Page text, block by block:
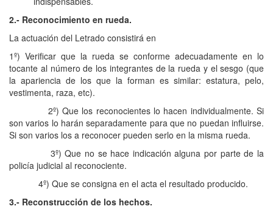
2.- Reconocimiento en rueda.
La actuación del Letrado consistirá en
1º) Verificar que la rueda se conforme adecuadamente en lo
tocante al número de los integrantes de la rueda y el sesgo (que
la apariencia de los que la forman es similar: estatura, pelo,
vestimenta, raza, etc).
2º) Que los reconocientes lo hacen individualmente. Si
son varios lo harán separadamente para que no puedan influirse.
Si son varios los a reconocer pueden serlo en la misma rueda.
3º) Que no se hace indicación alguna por parte de la
policía judicial al reconociente.
4º) Que se consigna en el acta el resultado producido.
3.- Reconstrucción de los hechos.